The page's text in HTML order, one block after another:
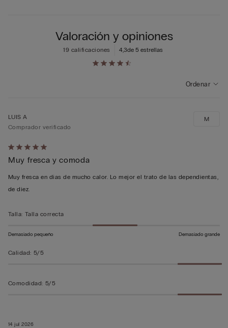
Valoración y opiniones
4,3de 5 estrellas
19 calificaciones
Ordenar
Calificación
de
5
sobre
14 jul 2026
LUIS A
Comprador verificado
Muy fresca y comoda
Muy fresca en dias de mucho calor. Lo mejor el trato de las dependientas,
de diez.
M
Talla: Talla correcta
Demasiado pequeño Demasiado grande
Calidad: 5/5
Comodidad: 5/5